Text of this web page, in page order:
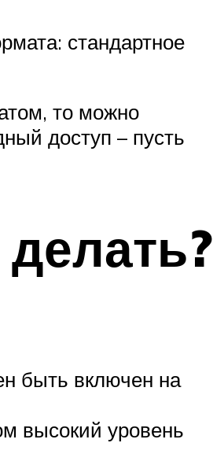
стандартное
то можно
доступ – пусть
быть включен на
высокий уровень